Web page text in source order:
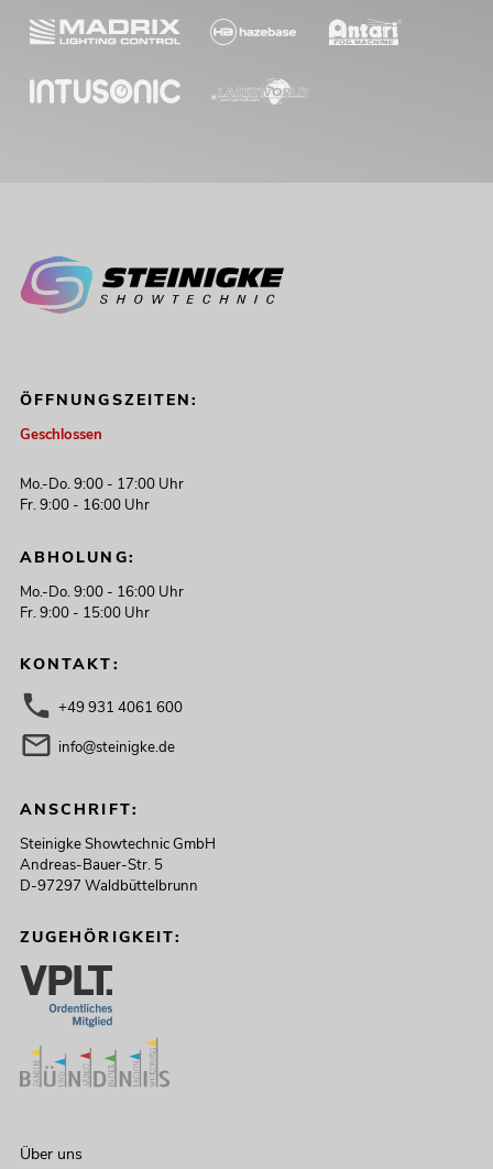
ÖFFNUNGSZEITEN:
Geschlossen
Mo.-Do. 9:00 - 17:00 Uhr
Fr. 9:00 - 16:00 Uhr
ABHOLUNG:
Mo.-Do. 9:00 - 16:00 Uhr
Fr. 9:00 - 15:00 Uhr
KONTAKT:
+49 931 4061 600
info@steinigke.de
ANSCHRIFT:
Steinigke Showtechnic GmbH
Andreas-Bauer-Str. 5
D-97297 Waldbüttelbrunn
ZUGEHÖRIGKEIT:
Über uns